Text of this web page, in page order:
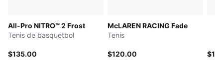
All-Pro NITRO™ 2 Frost
Tenis de basquetbol
$135.00
McLAREN RACING Fade
Tenis
$120.00